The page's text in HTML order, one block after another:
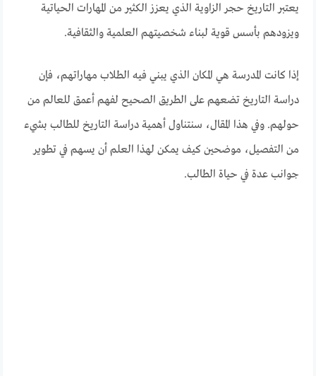
يعتبر التاريخ حجر الزاوية الذي يعزز الكثير من المهارات الحياتية
ويزودهم بأسس قوية لبناء شخصيتهم العلمية والثقافية.
إذا كانت المدرسة هي المكان الذي يبني فيه الطلاب مهاراتهم، فإن
دراسة التاريخ تضعهم على الطريق الصحيح لفهم أعمق للعالم من
حولهم. وفي هذا المقال، سنتناول أهمية دراسة التاريخ للطالب بشيء
من التفصيل، موضحين كيف يمكن لهذا العلم أن يسهم في تطوير
جوانب عدة في حياة الطالب.